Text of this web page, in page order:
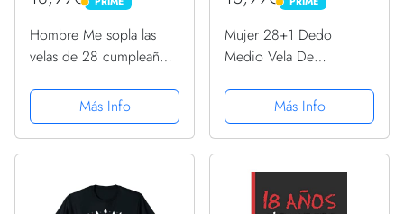
PRIME
Hombre Me sopla las
velas de 28 cumpleaños
divertido Camiseta
Más Info
PRIME
Mujer 28+1 Dedo
Medio Vela De
Cumpleaños Camiseta
Cuello V
Más Info